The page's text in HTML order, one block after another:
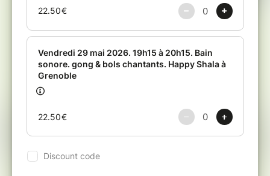
organisateurs pour trouver un éventuel